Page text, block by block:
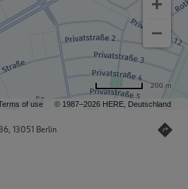
of use © 1987–2026 HERE, Deutschland
200 m
13051 Berlin